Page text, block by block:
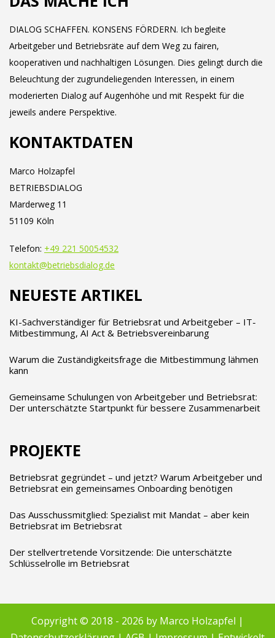
DIALOG SCHAFFEN. KONSENS FÖRDERN. Ich begleite
Arbeitgeber und Betriebsräte auf dem Weg zu fairen,
kooperativen und nachhaltigen Lösungen. Dies gelingt durch die
Beleuchtung der zugrundeliegenden Interessen, in einem
moderierten Dialog auf Augenhöhe und mit Respekt für die
jeweils andere Perspektive.
KONTAKTDATEN
Marco Holzapfel
BETRIEBSDIALOG
Marderweg 11
51109 Köln
Telefon: +49 221 50054532
kontakt@betriebsdialog.de
NEUESTE ARTIKEL
KI-Sachverständiger für Betriebsrat und Arbeitgeber – IT-
Mitbestimmung, AI Act & Betriebsvereinbarung
Warum die Zuständigkeitsfrage die Mitbestimmung lähmen
kann
Gemeinsame Schulungen von Arbeitgeber und Betriebsrat:
Der unterschätzte Startpunkt für bessere Zusammenarbeit
PROJEKTE
Betriebsrat gegründet – und jetzt? Warum Arbeitgeber und
Betriebsrat ein gemeinsames Onboarding benötigen
Das Ausschussmitglied: Spezialist mit Mandat – aber kein
Betriebsrat im Betriebsrat
Der stellvertretende Vorsitzende: Die unterschätzte
Schlüsselrolle im Betriebsrat
Copyright © 2018 - 2026 by Marco Holzapfel |